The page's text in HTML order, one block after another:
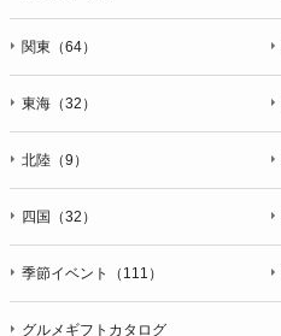
関東（64）
東海（32）
北陸（9）
四国（32）
季節イベント（111）
グルメギフトカタログ